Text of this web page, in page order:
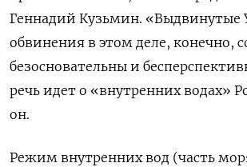
Геннадий Кузьмин. «Выдвинутые
обвинения в этом деле, конечно,
безосновательны и
речь идет о «внутренних водах»
он.
Режим внутренних вод (часть